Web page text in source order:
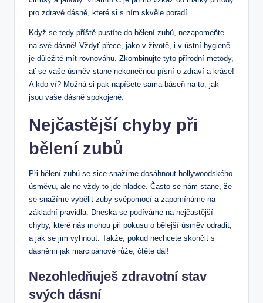
pro zdravé dásně, které si s ním skvěle poradí.
Když se tedy příště pustíte do bělení zubů, nezapomeňte
na své dásně! Vždyť přece, jako v životě, i v ústní hygieně
je důležité mít rovnováhu. Zkombinujte tyto přírodní metody,
ať se vaše úsměv stane nekonečnou písní o zdraví a kráse!
A kdo ví? Možná si pak napíšete sama báseň na to, jak
jsou vaše dásně spokojené.
Nejčastější chyby při
bělení zubů
Při bělení zubů se sice snažíme dosáhnout hollywoodského
úsměvu, ale ne vždy to jde hladce. Často se nám stane, že
se snažíme vybělit zuby svépomocí a zapomínáme na
základní pravidla. Dneska se podíváme na nejčastější
chyby, které nás mohou při pokusu o bělejší úsměv odradit,
a jak se jim vyhnout. Takže, pokud nechcete skončit s
dásněmi jak marcipánové růže, čtěte dál!
Nezohledňuješ zdravotní stav
svých dásní